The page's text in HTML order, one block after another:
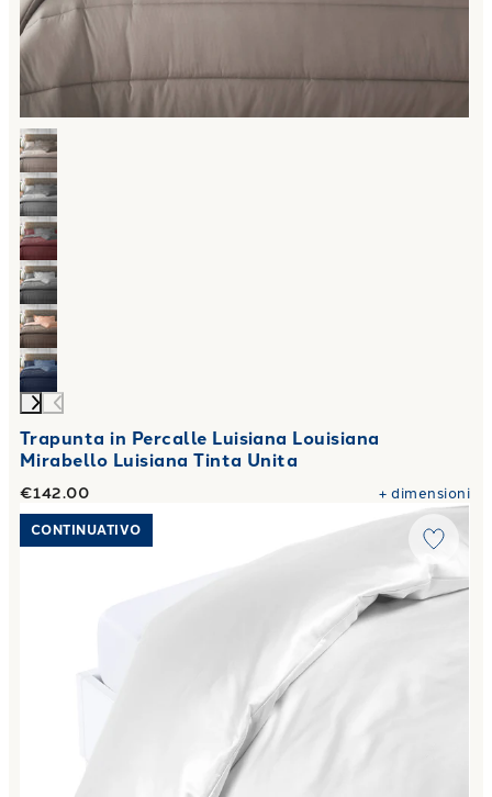
Trapunta in Percalle Luisiana Louisiana
Mirabello Luisiana Tinta Unita
€142.00 +dimensioni
Link to "Sacco Copripiumino Raso unito Bianco "
CONTINUATIVO